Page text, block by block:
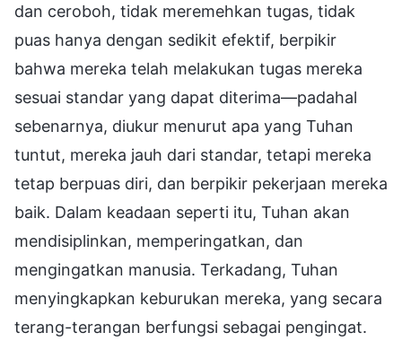
dan ceroboh, tidak meremehkan tugas, tidak
puas hanya dengan sedikit efektif, berpikir
bahwa mereka telah melakukan tugas mereka
sesuai standar yang dapat diterima—padahal
sebenarnya, diukur menurut apa yang Tuhan
tuntut, mereka jauh dari standar, tetapi mereka
tetap berpuas diri, dan berpikir pekerjaan mereka
baik. Dalam keadaan seperti itu, Tuhan akan
mendisiplinkan, memperingatkan, dan
mengingatkan manusia. Terkadang, Tuhan
menyingkapkan keburukan mereka, yang secara
terang-terangan berfungsi sebagai pengingat.